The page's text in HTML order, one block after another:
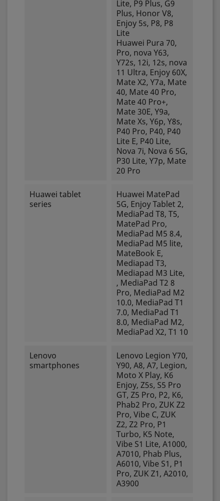
Lite, P9 Plus, G9
Plus, Honor V8,
Enjoy 5s, P8, P8
Lite
Huawei Pura 70,
Pro, nova Y63,
Y72s, 12i, 12s, nova
11 Ultra, Enjoy 60X,
Mate X2, Y7a, Mate
40, Mate 40 Pro,
Mate 40 Pro+,
Mate 30E, Y9a,
Mate Xs, Y6p, Y8s,
P40 Pro, P40, P40
Lite E, P40 Lite,
Nova 7i, Nova 6 5G,
P30 Lite, Y7p, Mate
20 Pro
Huawei tablet
series
Huawei MatePad
5G, Enjoy Tablet 2,
MediaPad T8, T5,
MatePad Pro,
MediaPad M5 8.4,
MediaPad M5 lite,
MateBook E,
Mediapad T3,
Mediapad M3 Lite,
, MediaPad T2 8
Pro, MediaPad M2
10.0, MediaPad T1
7.0, MediaPad T1
8.0, MediaPad M2,
MediaPad X2, T1 10
Lenovo
smartphones
Lenovo Legion Y70,
Y90, A8, A7, Legion,
Moto X Play, K6
Enjoy, Z5s, S5 Pro
GT, Z5 Pro, P2, K6,
Phab2 Pro, ZUK Z2
Pro, Vibe C, ZUK
Z2, Z2 Pro, P1
Turbo, K5 Note,
Vibe S1 Lite, A1000,
A7010, Phab Plus,
A6010, Vibe S1, P1
Pro, ZUK Z1, A2010,
A3900